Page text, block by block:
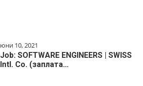
юни 10, 2021
Job: SOFTWARE ENGINEERS | SWISS
Intl. Co. (заплата…